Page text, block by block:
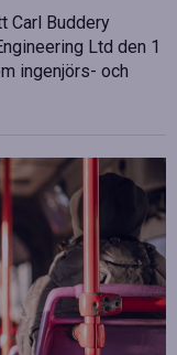
Carl Buddery
Ltd den 1
ingenjörs- och